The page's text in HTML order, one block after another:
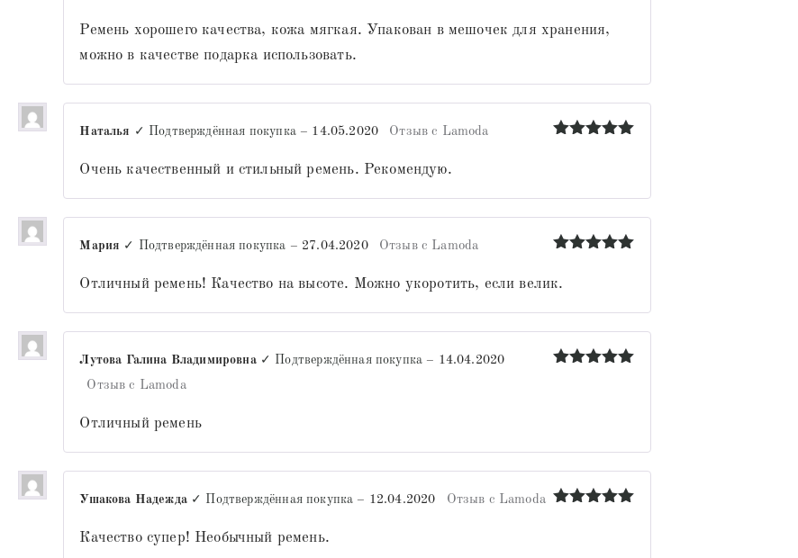
из 5
Ремень хорошего качества, кожа мягкая. Упакован в мешочек для хранения,
можно в качестве подарка использовать.
Наталья ✓ Подтверждённая покупка – 14.05.2020 Отзыв с Lamoda
Очень качественный и стильный ремень. Рекомендую.
из 5
Мария ✓ Подтверждённая покупка – 27.04.2020 Отзыв с Lamoda
Отличный ремень! Качество на высоте. Можно укоротить, если велик.
Лутова Галина Владимировна ✓ Подтверждённая покупка – 14.04.2020
Отзыв с Lamoda
Отличный ремень
Ушакова Надежда ✓ Подтверждённая покупка – 12.04.2020 Отзыв с Lamoda
Качество супер! Необычный ремень.